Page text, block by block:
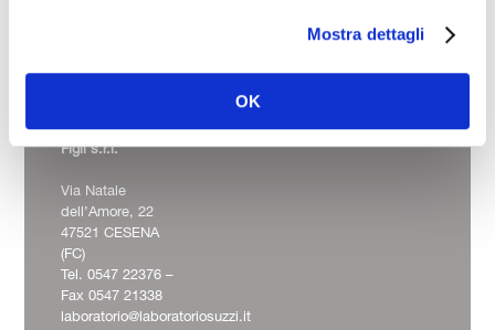
Mostra dettagli
OK
Dott. Suzzi Dino &
Figli s.r.l.
Via Natale
dell’Amore, 22
47521 CESENA
(FC)
Tel. 0547 22376 –
Fax 0547 21338
laboratorio@laboratoriosuzzi.it